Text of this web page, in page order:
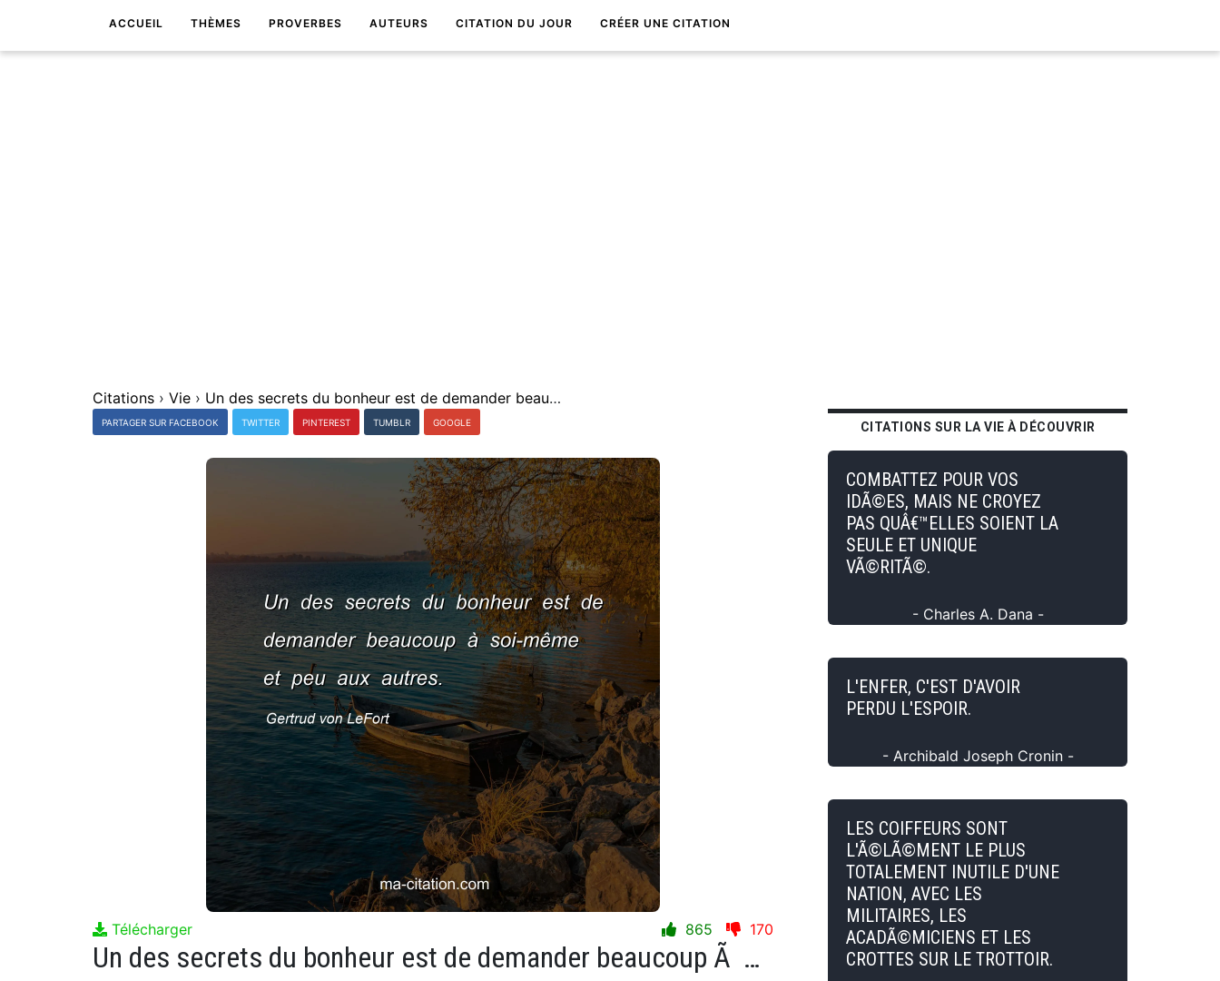
ACCUEIL THÈMES PROVERBES AUTEURS CITATION DU JOUR CRÉER UNE CITATION
Citations › Vie › Un des secrets du bonheur est de demander beaucoup Ã soi-mÃªme et peu aux autres.
PARTAGER SUR FACEBOOK TWITTER PINTEREST TUMBLR GOOGLE
Télécharger 865 170
Un des secrets du bonheur est de demander beaucoup Ã soi-mÃªme et peu aux autres.
CITATIONS SUR LA VIE À DÉCOUVRIR
COMBATTEZ POUR VOS
IDÃ©ES, MAIS NE CROYEZ
PAS QUÂ€™ELLES SOIENT LA
SEULE ET UNIQUE
VÃ©RITÃ©.
- Charles A. Dana -
L'ENFER, C'EST D'AVOIR
PERDU L'ESPOIR.
- Archibald Joseph Cronin -
LES COIFFEURS SONT
L'Ã©LÃ©MENT LE PLUS
TOTALEMENT INUTILE D'UNE
NATION, AVEC LES
MILITAIRES, LES
ACADÃ©MICIENS ET LES
CROTTES SUR LE TROTTOIR.